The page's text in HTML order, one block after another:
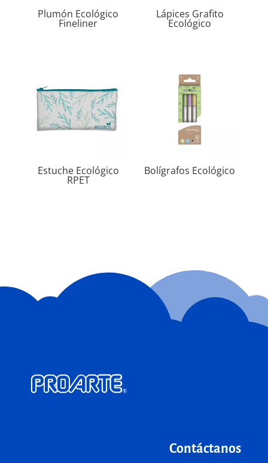
Plumón Ecológico
Fineliner
Lápices Grafito
Ecológico
Estuche Ecológico
RPET
Bolígrafos Ecológico
Contáctanos